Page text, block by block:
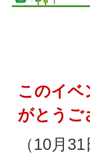
このイベ
がとうご
（10月31